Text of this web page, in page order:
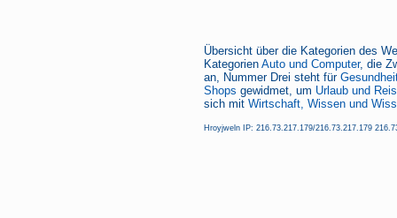
Übersicht über die Kategorien des
Kategorien Auto und Computer, die
an, Nummer Drei steht für
Shops gewidmet, um Urlaub und
sich mit Wirtschaft, Wissen und
Hroyjweln IP: 216.73.217.179/216.73.217.179